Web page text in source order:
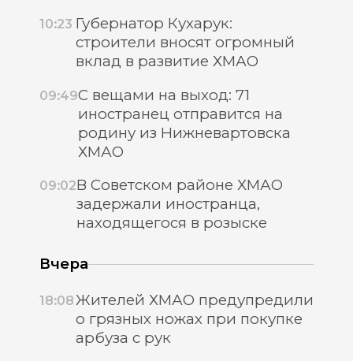
10:23 Губернатор Кухарук:
строители вносят огромный
вклад в развитие ХМАО
09:49С вещами на выход: 71
иностранец отправится на
родину из Нижневартовска
ХМАО
09:02В Советском районе ХМАО
задержали иностранца,
находящегося в розыске
Вчера
18:08Жителей ХМАО предупредили
о грязных ножах при покупке
арбуза с рук